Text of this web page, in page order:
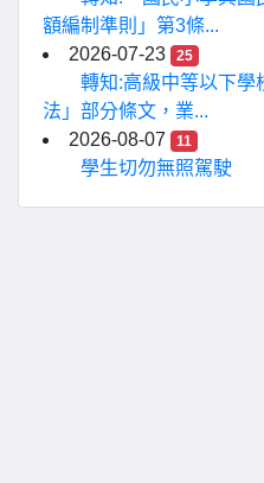
額編制準則」第3條...
2026-07-23
25
轉知:高級中等以下學
法」部分條文，業...
2026-08-07
11
學生切勿無照駕駛